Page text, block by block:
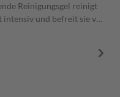
Reinigungsgel reinigt
intensiv und befreit sie v…